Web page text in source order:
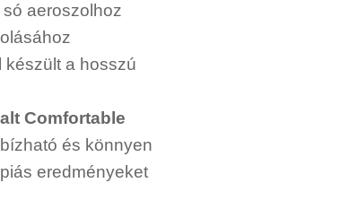
aeroszolhoz
készült a hosszú
Comfortable
és könnyen
eredményeket